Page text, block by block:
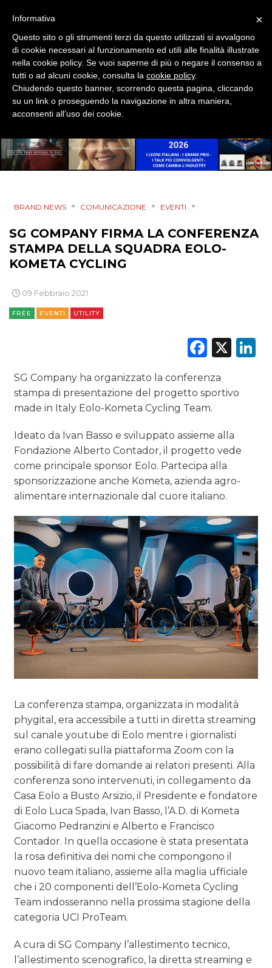
CSR
STRATEGIE
CINEMA
EDITORIA
ESTERNA
RADIO / AUDIO
TV
DATI
RICERCHE
PREVISIONI/SCENARI
NORMATIVE
TREND
CASE HISTORY
OPINIONI
BRAND NEWS > COMUNICAZIONE > EVENTI >
SG COMPANY FIRMA LA CONFERENZA
STAMPA DELLA SQUADRA EOLO-
KOMETA CYCLING
09 Febbraio 2021
FREE EVENTI UTILITY
X
SG Company ha organizzato la conferenza
stampa di presentazione del progetto sportivo
made in Italy Eolo-Kometa Cycling Team.
Ideato da Ivan Basso e sviluppato assieme alla
Fondazione Alberto Contador, il progetto vede
come principale sponsor Eolo. Partecipa alla
sponsorizzazione anche Kometa, azienda agro-
alimentare internazionale dal cuore italiano.
La conferenza stampa, organizzata in modalità
phygital, era accessibile a tutti in diretta streaming
sul canale youtube di Eolo mentre i giornalisti
erano collegati sulla piattaforma Zoom con la
possibilità di fare domande ai relatori presenti. Alla
conferenza sono intervenuti, in collegamento da
Casa Eolo a Busto Arsizio, il Presidente e fondatore
di Eolo Luca Spada, Ivan Basso, l’A.D. di Kometa
Giacomo Pedranzini e Alberto e Francisco
Contador. In quella occasione è stata presentata
la rosa definitiva dei nomi che compongono il
nuovo team italiano, assieme alla maglia ufficiale
che i 20 componenti dell’Eolo-Kometa Cycling
Team indosseranno nella prossima stagione della
categoria UCI ProTeam.
A cura di SG Company l’allestimento tecnico,
l’allestimento scenografico, la diretta streaming e
×
Informativa
Questo sito o gli strumenti terzi da questo utilizzati si avvalgono
di cookie necessari al funzionamento ed utili alle finalità illustrate
nella cookie policy. Se vuoi saperne di più o negare il consenso a
tutti o ad alcuni cookie, consulta la cookie policy.
Chiudendo questo banner, scorrendo questa pagina, cliccando
su un link o proseguendo la navigazione in altra maniera,
acconsenti all’uso dei cookie.